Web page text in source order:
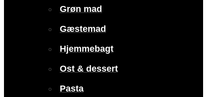
Grøn mad
Gæstemad
Hjemmebagt
Ost & dessert
Pasta